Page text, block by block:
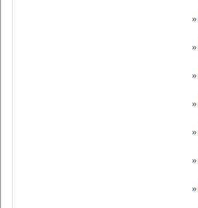
»
»
»
»
»
»
»